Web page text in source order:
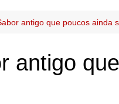
antigo que poucos ainda
antigo que